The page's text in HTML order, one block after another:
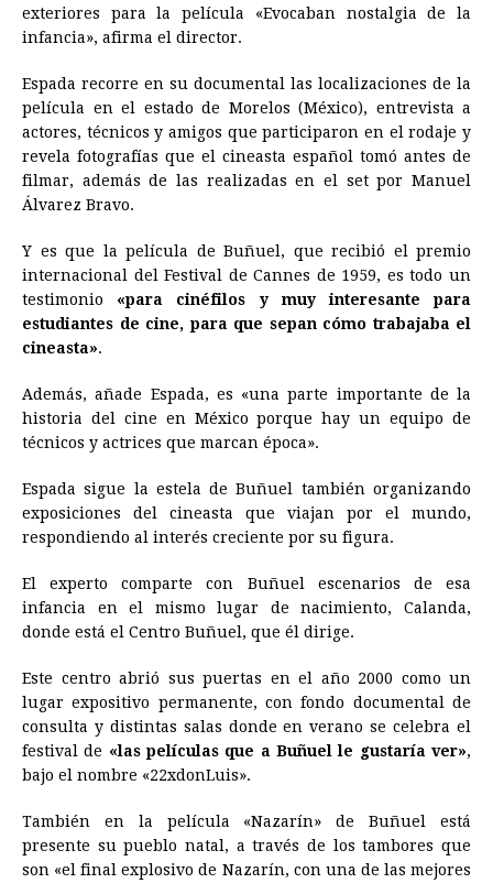
exteriores para la película «Evocaban nostalgia de la
infancia», afirma el director.
Espada recorre en su documental las localizaciones de la
película en el estado de Morelos (México), entrevista a
actores, técnicos y amigos que participaron en el rodaje y
revela fotografías que el cineasta español tomó antes de
filmar, además de las realizadas en el set por Manuel
Álvarez Bravo.
Y es que la película de Buñuel, que recibió el premio
internacional del Festival de Cannes de 1959, es todo un
testimonio «para cinéfilos y muy interesante para
estudiantes de cine, para que sepan cómo trabajaba el
cineasta».
Además, añade Espada, es «una parte importante de la
historia del cine en México porque hay un equipo de
técnicos y actrices que marcan época».
Espada sigue la estela de Buñuel también organizando
exposiciones del cineasta que viajan por el mundo,
respondiendo al interés creciente por su figura.
El experto comparte con Buñuel escenarios de esa
infancia en el mismo lugar de nacimiento, Calanda,
donde está el Centro Buñuel, que él dirige.
Este centro abrió sus puertas en el año 2000 como un
lugar expositivo permanente, con fondo documental de
consulta y distintas salas donde en verano se celebra el
festival de «las películas que a Buñuel le gustaría ver»,
bajo el nombre «22xdonLuis».
También en la película «Nazarín» de Buñuel está
presente su pueblo natal, a través de los tambores que
son «el final explosivo de Nazarín, con una de las mejores